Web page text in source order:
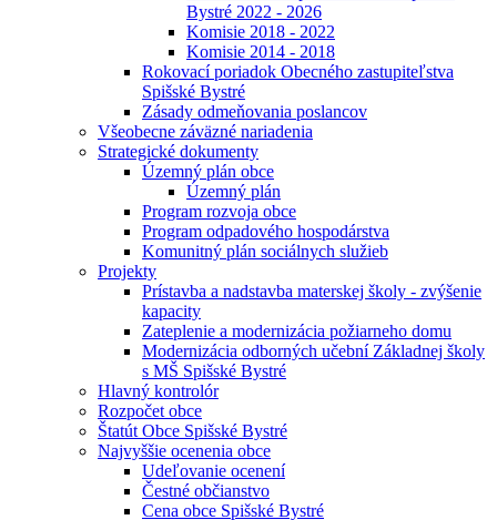
Bystré 2022 - 2026
Komisie 2018 - 2022
Komisie 2014 - 2018
Rokovací poriadok Obecného zastupiteľstva
Spišské Bystré
Zásady odmeňovania poslancov
Všeobecne záväzné nariadenia
Strategické dokumenty
Územný plán obce
Územný plán
Program rozvoja obce
Program odpadového hospodárstva
Komunitný plán sociálnych služieb
Projekty
Prístavba a nadstavba materskej školy - zvýšenie
kapacity
Zateplenie a modernizácia požiarneho domu
Modernizácia odborných učební Základnej školy
s MŠ Spišské Bystré
Hlavný kontrolór
Rozpočet obce
Štatút Obce Spišské Bystré
Najvyššie ocenenia obce
Udeľovanie ocenení
Čestné občianstvo
Cena obce Spišské Bystré